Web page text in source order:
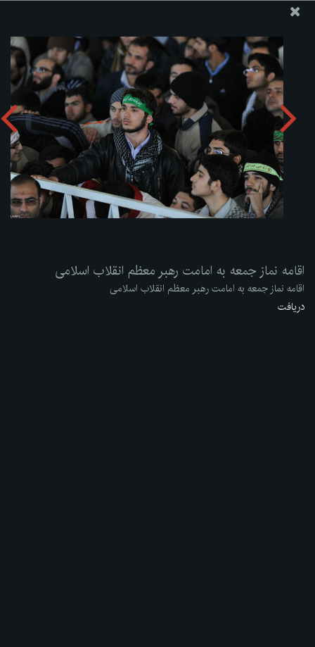
ارسال نامه
وجوهات
اقامه نماز جمعه به امامت رهبر معظم انقلاب اسلامی
دریافت آلبوم: zip
اقامه نماز جمعه به امامت رهبر معظم انقلاب اسلامی
اقامه نماز جمعه به امامت رهبر معظم انقلاب اسلامی
دریافت